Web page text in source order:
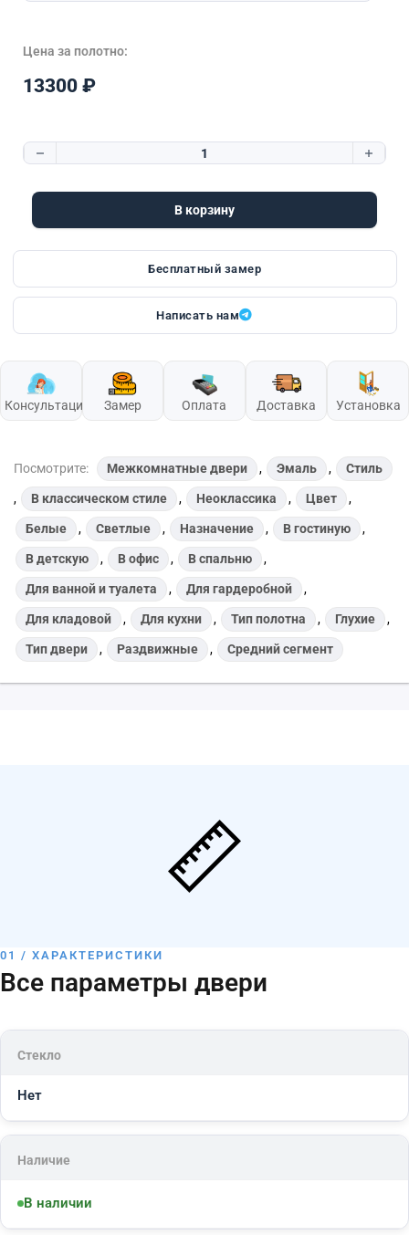
Цена за полотно:
13300 ₽
Количество товара Неоклассика 2 Эмаль Белый
В корзину
Бесплатный замер
Написать нам
Консультация Замер Оплата Доставка Установка
Посмотрите: Межкомнатные двери , Эмаль , Стиль
, В классическом стиле , Неоклассика , Цвет ,
Белые , Светлые , Назначение , В гостиную ,
В детскую , В офис , В спальню ,
Для ванной и туалета , Для гардеробной ,
Для кладовой , Для кухни , Тип полотна , Глухие ,
Тип двери , Раздвижные , Средний сегмент
01 / ХАРАКТЕРИСТИКИ
Все параметры двери
Стекло
Нет
Наличие
В наличии